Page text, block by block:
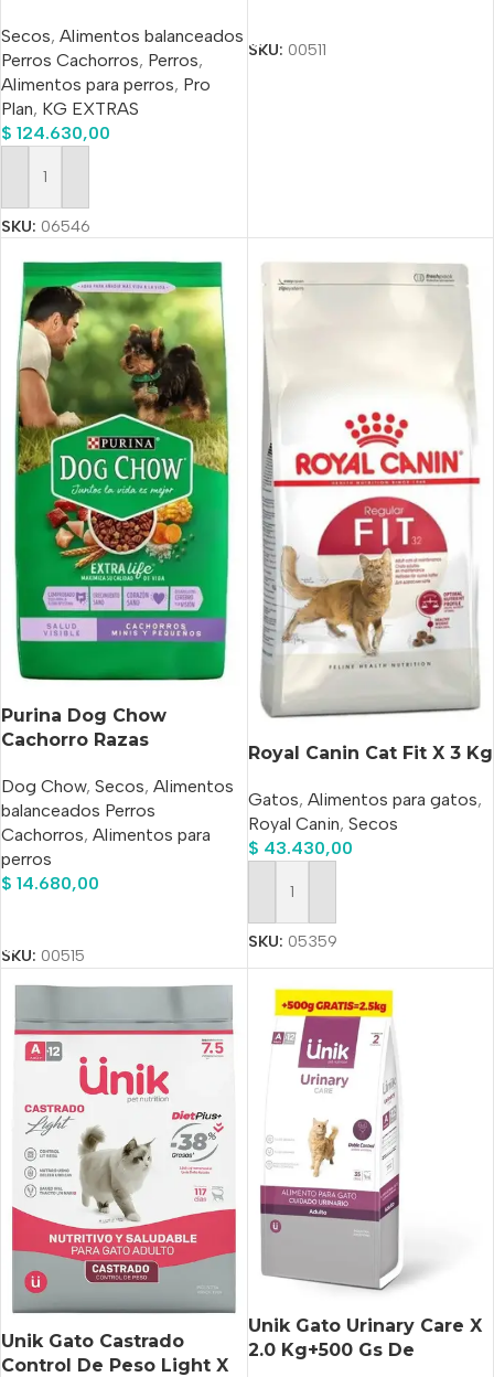
Secos, Alimentos balanceados
Perros Cachorros, Perros,
Alimentos para perros, Pro
Plan, KG EXTRAS
$ 124.630,00
Añadir Al Carrito
SKU: 06546
SKU: 00511
Purina Dog Chow
Cachorro Razas
Dog Chow, Secos, Alimentos
balanceados Perros
Cachorros, Alimentos para
perros
$ 14.680,00
SKU: 00515
Royal Canin Cat Fit X 3 Kg
Gatos, Alimentos para gatos,
Royal Canin, Secos
$ 43.430,00
Añadir Al Carrito
SKU: 05359
Unik Gato Castrado
Control De Peso Light X
Unik Gato Urinary Care X
2.0 Kg+500 Gs De